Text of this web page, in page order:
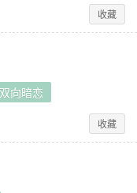
收藏
双向暗恋
收藏